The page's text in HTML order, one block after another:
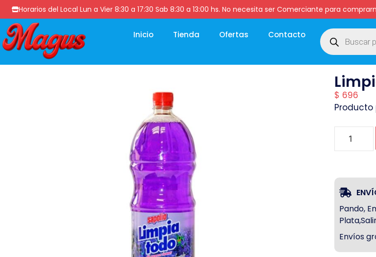
Horarios del Local Lun a Vier 8:30 a 17:30 Sab 8:30 a 13:00 hs. No necesita ser Comerciante para
Inicio Tienda Ofertas Contacto
$ 696
Pando,
Envíos